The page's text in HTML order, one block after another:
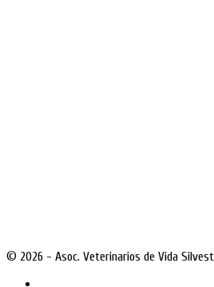
© 2026 - Asoc. Veterinarios de Vida